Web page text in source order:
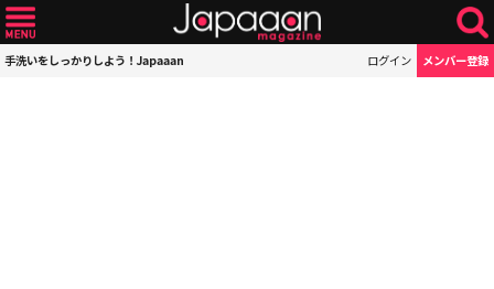
手洗いをしっかりしよう！Japaaan ログイン メンバー登録